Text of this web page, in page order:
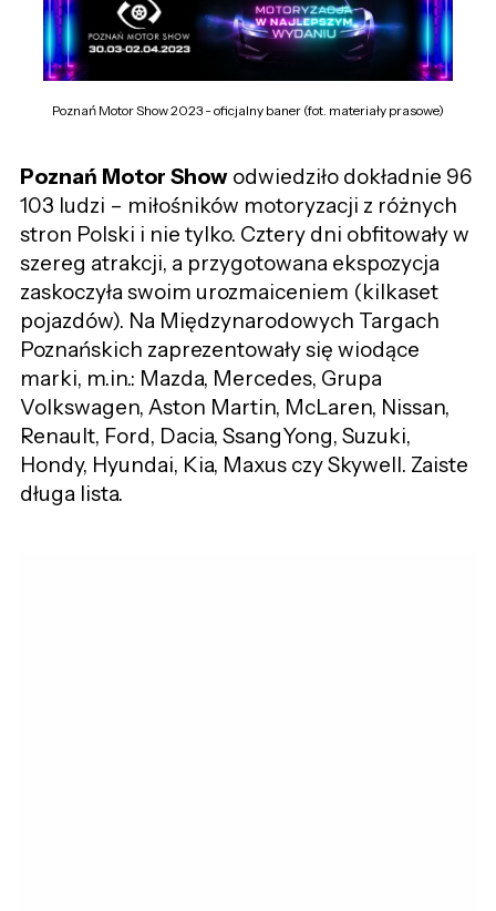
Poznań Motor Show 2023 - oficjalny baner (fot. materiały prasowe)
Poznań Motor Showodwiedziło dokładnie 96
103 ludzi – miłośników motoryzacji z różnych
stron Polski i nie tylko. Cztery dni obfitowały w
szereg atrakcji, a przygotowana ekspozycja
zaskoczyła swoim urozmaiceniem (kilkaset
pojazdów). Na Międzynarodowych Targach
Poznańskich zaprezentowały się wiodące
marki, m.in.: Mazda, Mercedes, Grupa
Volkswagen, Aston Martin, McLaren, Nissan,
Renault, Ford, Dacia, SsangYong, Suzuki,
Hondy, Hyundai, Kia, Maxus czy Skywell. Zaiste
długa lista.